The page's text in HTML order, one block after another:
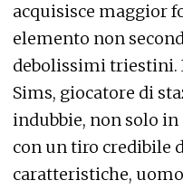
acquisisce maggior
elemento non
debolissimi triestini.
Sims, giocatore di
indubbie, non solo
con un tiro credibile
caratteristiche,